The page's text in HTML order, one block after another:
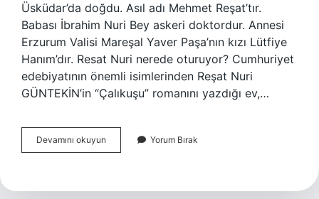
Üsküdar’da doğdu. Asıl adı Mehmet Reşat’tır.
Babası İbrahim Nuri Bey askeri doktordur. Annesi
Erzurum Valisi Mareşal Yaver Paşa’nın kızı Lütfiye
Hanım’dır. Resat Nuri nerede oturuyor? Cumhuriyet
edebiyatının önemli isimlerinden Reşat Nuri
GÜNTEKİN’in “Çalıkuşu” romanını yazdığı ev,…
Devamını okuyun
Nuri
Yorum Bırak